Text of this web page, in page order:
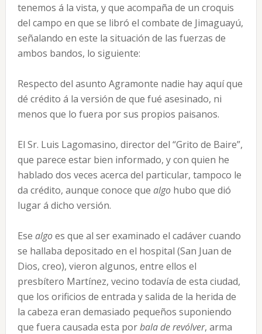
tenemos á la vista, y que acompaña de un croquis
del campo en que se libró el combate de Jimaguayú,
señalando en este la situación de las fuerzas de
ambos bandos, lo siguiente:
Respecto del asunto Agramonte nadie hay aquí que
dé crédito á la versión de que fué asesinado, ni
menos que lo fuera por sus propios paisanos.
El Sr. Luis Lagomasino, director del “Grito de Baire”,
que parece estar bien informado, y con quien he
hablado dos veces acerca del particular, tampoco le
da crédito, aunque conoce que algohubo que dió
lugar á dicho versión.
Ese algoes que al ser examinado el cadáver cuando
se hallaba depositado en el hospital (San Juan de
Dios, creo), vieron algunos, entre ellos el
presbítero Martínez, vecino todavía de esta ciudad,
que los orificios de entrada y salida de la herida de
la cabeza eran demasiado pequeños suponiendo
que fuera causada esta porbala de revólver, arma